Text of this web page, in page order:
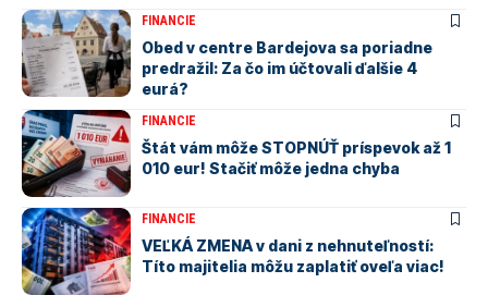
FINANCIE
Obed v centre Bardejova sa poriadne
predražil: Za čo im účtovali ďalšie 4
eurá?
FINANCIE
Štát vám môže STOPNÚŤ príspevok až 1
010 eur! Stačiť môže jedna chyba
FINANCIE
VEĽKÁ ZMENA v dani z nehnuteľností:
Títo majitelia môžu zaplatiť oveľa viac!